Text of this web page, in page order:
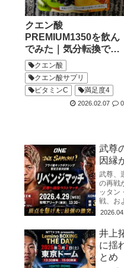
クエン酸
PREMIUM1350を飲ん
でみた｜気分転換で選
んだ新しいクエン酸習
慣
クエン酸
クエン酸サプリ
ビタミンC
満足度4
2026.02.07 0
武尊
因縁
武尊、
の再戦
ッタン
戦、お
ップを
井上
に揺
とめ